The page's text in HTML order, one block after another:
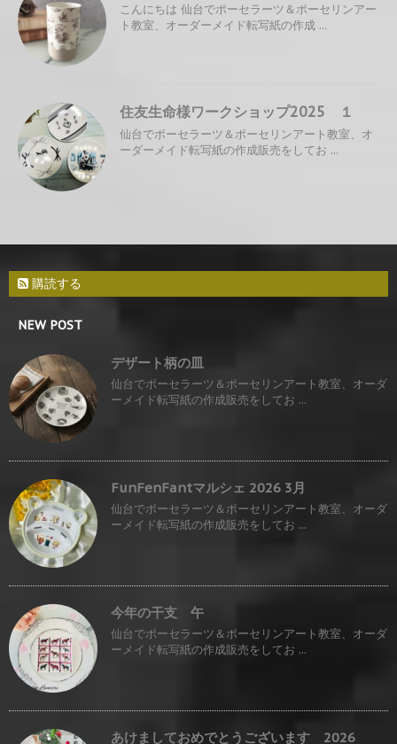
こんにちは 仙台でポーセラーツ＆ポーセリンアー
ト教室、オーダーメイド転写紙の作成 ...
住友生命様ワークショップ2025 １
仙台でポーセラーツ＆ポーセリンアート教室、オ
ーダーメイド転写紙の作成販売をしてお ...
購読する
NEW POST
デザート柄の皿
仙台でポーセラーツ＆ポーセリンアート教室、オーダ
ーメイド転写紙の作成販売をしてお ...
FunFenFantマルシェ 2026 3月
仙台でポーセラーツ＆ポーセリンアート教室、オーダ
ーメイド転写紙の作成販売をしてお ...
今年の干支 午
仙台でポーセラーツ＆ポーセリンアート教室、オーダ
ーメイド転写紙の作成販売をしてお ...
あけましておめでとうございます 2026